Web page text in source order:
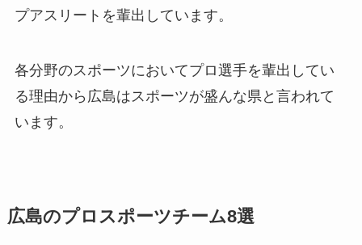
プアスリートを輩出しています。
各分野のスポーツにおいてプロ選手を輩出してい
る理由から広島はスポーツが盛んな県と言われて
います。
広島のプロスポーツチーム8選